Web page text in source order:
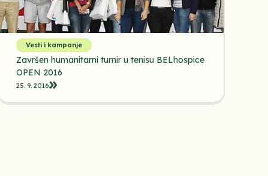
Vesti i kampanje
Završen humanitarni turnir u tenisu BELhospice
OPEN 2016
25. 9. 2016.